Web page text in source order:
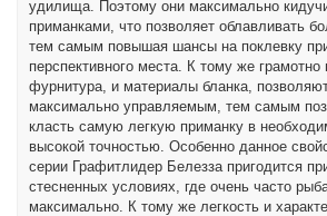
удилища. Поэтому они максимально
приманками, что позволяет облавливать
тем самым повышая шансы на поклевку
перспективного места. К тому же грамотно
фурнитура, и материалы бланка,
максимально управляемым, тем самым
класть самую легкую приманку в
высокой точностью. Особенно данное
серии Графитлидер Белезза пригодится
стесненных условиях, где очень часто
максимально. К тому же легкость и